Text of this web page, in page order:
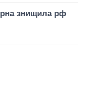
знищила рф